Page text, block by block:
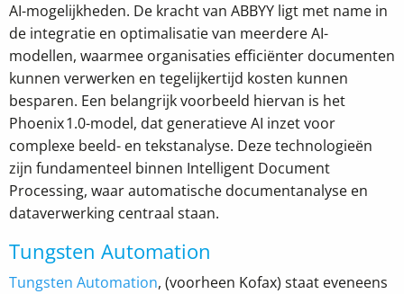
AI-mogelijkheden. De kracht van ABBYY ligt met name in
de integratie en optimalisatie van meerdere AI-
modellen, waarmee organisaties efficiënter documenten
kunnen verwerken en tegelijkertijd kosten kunnen
besparen. Een belangrijk voorbeeld hiervan is het
Phoenix 1.0-model, dat generatieve AI inzet voor
complexe beeld- en tekstanalyse. Deze technologieën
zijn fundamenteel binnen Intelligent Document
Processing, waar automatische documentanalyse en
dataverwerking centraal staan.
Tungsten Automation
Tungsten Automation, (voorheen Kofax) staat eveneens